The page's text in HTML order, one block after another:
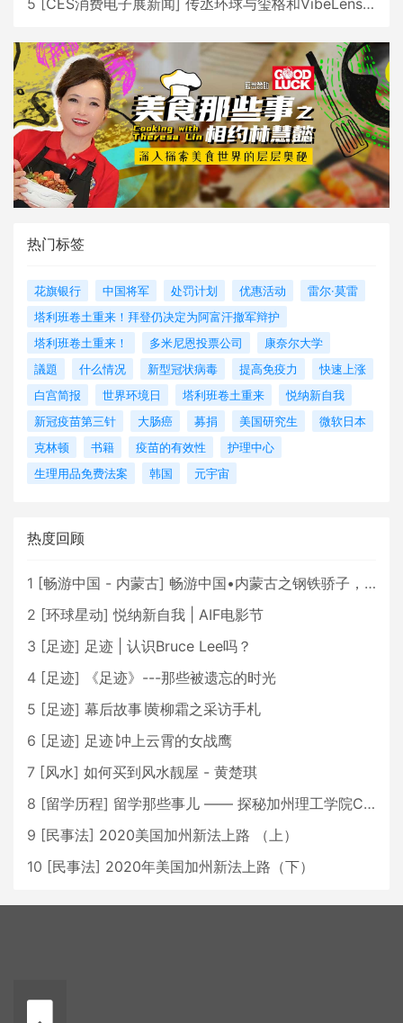
热门标签
花旗银行 中国将军 处罚计划 优惠活动
雷尔·莫雷
塔利班卷土重来！拜登仍决定为阿富汗撤军辩护
塔利班卷土重来！
多米尼恩投票公司
康奈尔大学
議題
什么情况 新型冠状病毒 提高免疫力
快速上涨
白宫简报
世界环境日 塔利班卷土重来
悦纳新自我
新冠疫苗第三针
大肠癌 募捐 美国研究生
微软日本
克林顿
书籍 疫苗的有效性
护理中心
生理用品免费法案
韩国 元宇宙
热度回顾
1 [畅游中国 - 内蒙古] 畅游中国•内蒙古之钢铁骄子，魅力包头
2 [环球星动] 悦纳新自我 | AIF电影节
3 [足迹] 足迹 | 认识Bruce Lee吗？
4 [足迹]
《足迹》---那些被遗忘的时光
5 [足迹] 幕后故事∣黄柳霜之采访手札
6 [足迹] 足迹∣冲上云霄的女战鹰
7 [风水] 如何买到风水靓屋 - 黄楚琪
8 [留学历程] 留学那些事儿 —— 探秘加州理工学院Caltech博士生活 [上集]
9 [民事法] 2020美国加州新法上路 （上）
10 [民事法] 2020年美国加州新法上路（下）